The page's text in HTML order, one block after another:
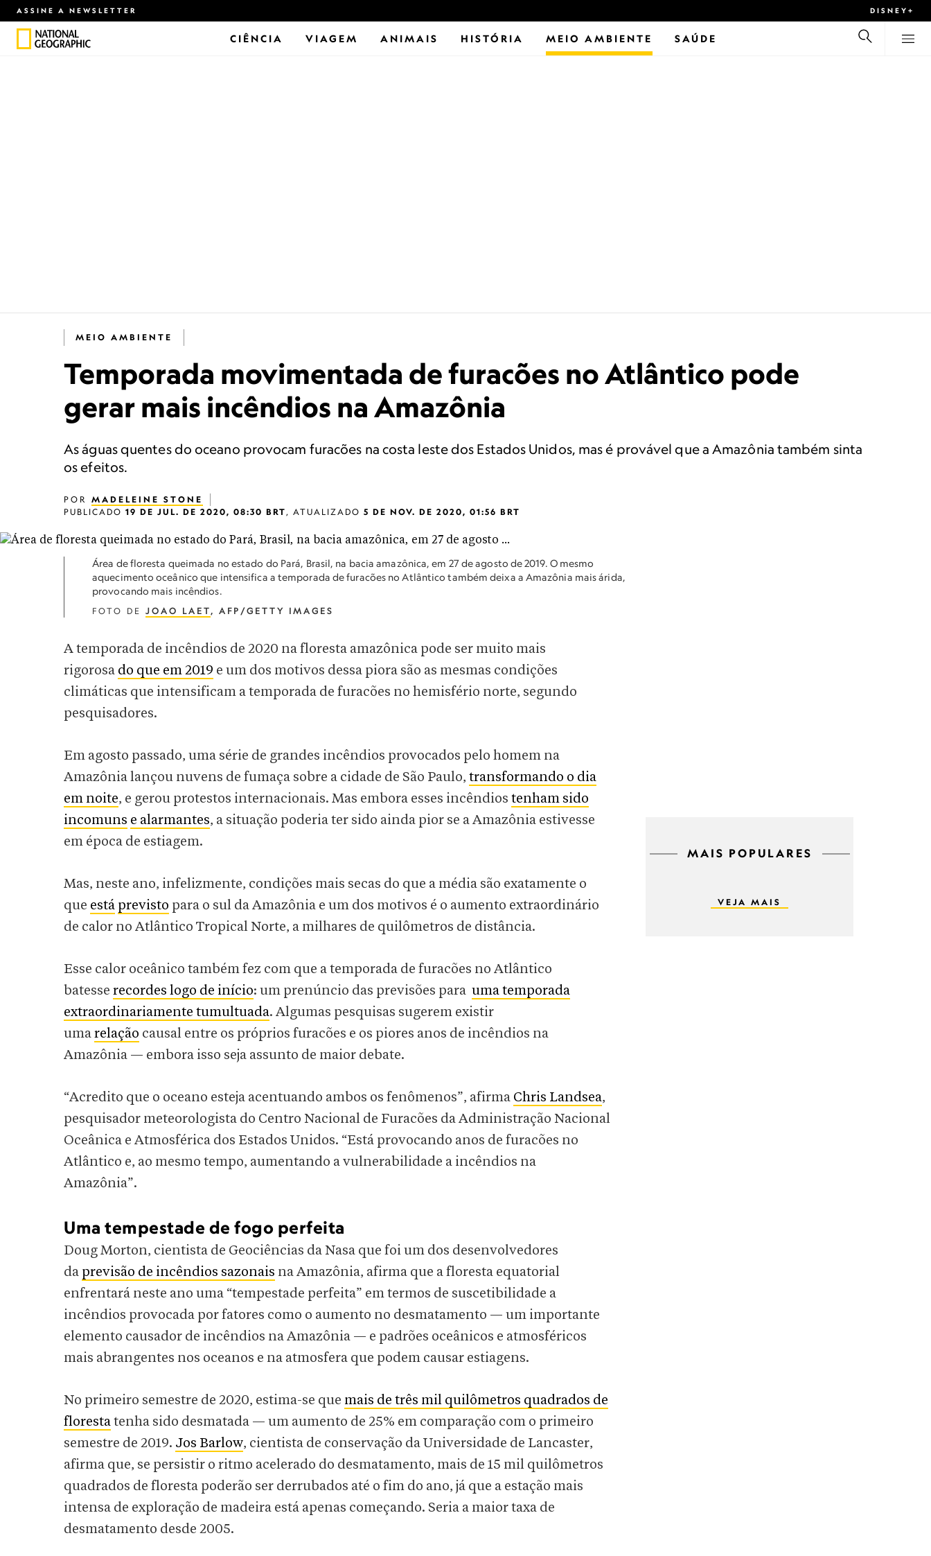
ASSINE A NEWSLETTER DISNEY+
CIÊNCIA VIAGEM ANIMAIS HISTÓRIA MEIO AMBIENTE SAÚDE
MEIO AMBIENTE
Temporada movimentada de furacões no Atlântico pode
gerar mais incêndios na Amazônia
As águas quentes do oceano provocam furacões na costa leste dos Estados Unidos, mas é provável que a Amazônia também sinta
os efeitos.
POR MADELEINE STONE
PUBLICADO 19 DE JUL. DE 2020, 08:30 BRT, ATUALIZADO 5 DE NOV. DE 2020, 01:56 BRT
Área de floresta queimada no estado do Pará, Brasil, na bacia amazônica, em 27 de agosto de 2019. O mesmo
aquecimento oceânico que intensifica a temporada de furacões no Atlântico também deixa a Amazônia mais árida,
provocando mais incêndios.
FOTO DE JOAO LAET, AFP/GETTY IMAGES
A temporada de incêndios de 2020 na floresta amazônica pode ser muito mais
rigorosa do que em 2019 e um dos motivos dessa piora são as mesmas condições
climáticas que intensificam a temporada de furacões no hemisfério norte, segundo
pesquisadores.
Em agosto passado, uma série de grandes incêndios provocados pelo homem na
Amazônia lançou nuvens de fumaça sobre a cidade de São Paulo, transformando o dia
em noite, e gerou protestos internacionais. Mas embora esses incêndios tenham sido
incomuns e alarmantes, a situação poderia ter sido ainda pior se a Amazônia estivesse
em época de estiagem.
Mas, neste ano, infelizmente, condições mais secas do que a média são exatamente o
que está previsto para o sul da Amazônia e um dos motivos é o aumento extraordinário
de calor no Atlântico Tropical Norte, a milhares de quilômetros de distância.
Esse calor oceânico também fez com que a temporada de furacões no Atlântico
batesse recordes logo de início: um prenúncio das previsões para uma temporada
extraordinariamente tumultuada. Algumas pesquisas sugerem existir
umarelação causal entre os próprios furacões e os piores anos de incêndios na
Amazônia — embora isso seja assunto de maior debate.
“Acredito que o oceano esteja acentuando ambos os fenômenos”, afirma Chris Landsea,
pesquisador meteorologista do Centro Nacional de Furacões da Administração Nacional
Oceânica e Atmosférica dos Estados Unidos. “Está provocando anos de furacões no
Atlântico e, ao mesmo tempo, aumentando a vulnerabilidade a incêndios na
Amazônia”.
Uma tempestade de fogo perfeita
Doug Morton, cientista de Geociências da Nasa que foi um dos desenvolvedores
da previsão de incêndios sazonais na Amazônia, afirma que a floresta equatorial
enfrentará neste ano uma “tempestade perfeita” em termos de suscetibilidade a
incêndios provocada por fatores como o aumento no desmatamento — um importante
elemento causador de incêndios na Amazônia — e padrões oceânicos e atmosféricos
mais abrangentes nos oceanos e na atmosfera que podem causar estiagens.
No primeiro semestre de 2020, estima-se que mais de três mil quilômetros quadrados de
florestatenha sido desmatada — um aumento de 25% em comparação com o primeiro
semestre de 2019. Jos Barlow, cientista de conservação da Universidade de Lancaster,
afirma que, se persistir o ritmo acelerado do desmatamento, mais de 15 mil quilômetros
quadrados de floresta poderão ser derrubados até o fim do ano, já que a estação mais
intensa de exploração de madeira está apenas começando. Seria a maior taxa de
desmatamento desde 2005.
MAIS POPULARES
VEJA MAIS